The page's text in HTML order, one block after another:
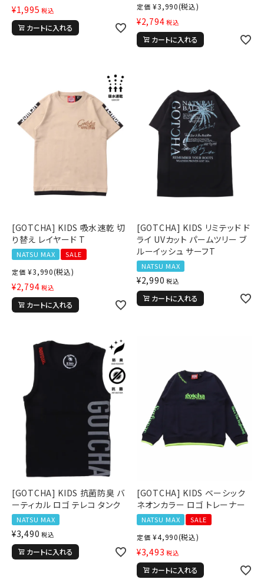
¥1,995 税込
カートに入れる
定価 ¥3,990(税込)
¥2,794 税込
カートに入れる
[GOTCHA] KIDS 吸水速乾 切
り替え レイヤード T
NATSU MAX
SALE
定価 ¥3,990(税込)
¥2,794 税込
カートに入れる
[GOTCHA] KIDS リミテッド ド
ライ UVカット パームツリー ブ
ルーイッシュ サーフT
NATSU MAX
¥2,990 税込
カートに入れる
[GOTCHA] KIDS 抗菌防臭 バ
ーティカル ロゴ テレコ タンク
NATSU MAX
¥3,490 税込
カートに入れる
[GOTCHA] KIDS ベーシック
ネオンカラー ロゴ トレーナー
NATSU MAX
SALE
定価 ¥4,990(税込)
¥3,493 税込
カートに入れる